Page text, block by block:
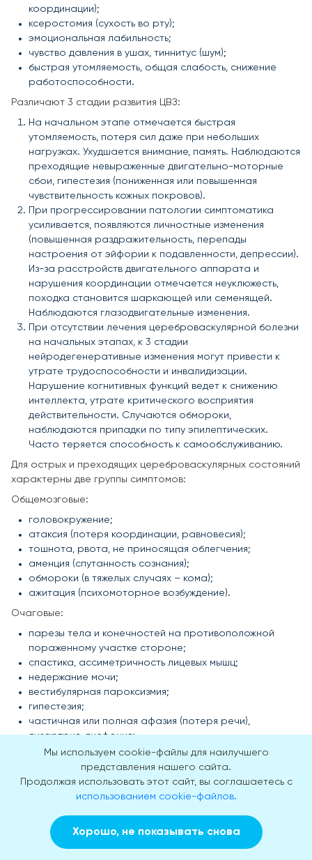
координации);
ксеростомия (сухость во рту);
эмоциональная лабильность;
чувство давления в ушах, тиннитус (шум);
быстрая утомляемость, общая слабость, снижение
работоспособности.
Различают 3 стадии развития ЦВЗ:
На начальном этапе отмечается быстрая
утомляемость, потеря сил даже при небольших
нагрузках. Ухудшается внимание, память. Наблюдаются
преходящие невыраженные двигательно-моторные
сбои, гипестезия (пониженная или повышенная
чувствительность кожных покровов).
При прогрессировании патологии симптоматика
усиливается, появляются личностные изменения
(повышенная раздражительность, перепады
настроения от эйфории к подавленности, депрессии).
Из-за расстройств двигательного аппарата и
нарушения координации отмечается неуклюжесть,
походка становится шаркающей или семенящей.
Наблюдаются глазодвигательные изменения.
При отсутствии лечения цереброваскулярной болезни
на начальных этапах, к 3 стадии
нейродегенеративные изменения могут привести к
утрате трудоспособности и инвалидизации.
Нарушение когнитивных функций ведет к снижению
интеллекта, утрате критического восприятия
действительности. Случаются обмороки,
наблюдаются припадки по типу эпилептических.
Часто теряется способность к самообслуживанию.
Для острых и преходящих цереброваскулярных состояний
характерны две группы симптомов:
Общемозговые:
головокружение;
атаксия (потеря координации, равновесия);
тошнота, рвота, не приносящая облегчения;
аменция (спутанность сознания);
обмороки (в тяжелых случаях – кома);
ажитация (психомоторное возбуждение).
Очаговые:
парезы тела и конечностей на противоположной
пораженному участке стороне;
спастика, ассиметричность лицевых мышц;
недержание мочи;
вестибулярная пароксизмия;
гипестезия;
частичная или полная афазия (потеря речи),
дизартрия, дисфония;
слюнотечение, дизартрия;
избирательная аносмия;
апраксия (невозможность выполнять
скоординированные действия);
эмоционально-аффективные расстройства
(психопатический синдром);
Мы используем cookie-файлы для наилучшего
представления нашего сайта.
Продолжая использовать этот сайт, вы соглашаетесь с
использованием cookie-файлов.
Хорошо, не показывать снова
Заказать звонок Вызвать врача на дом